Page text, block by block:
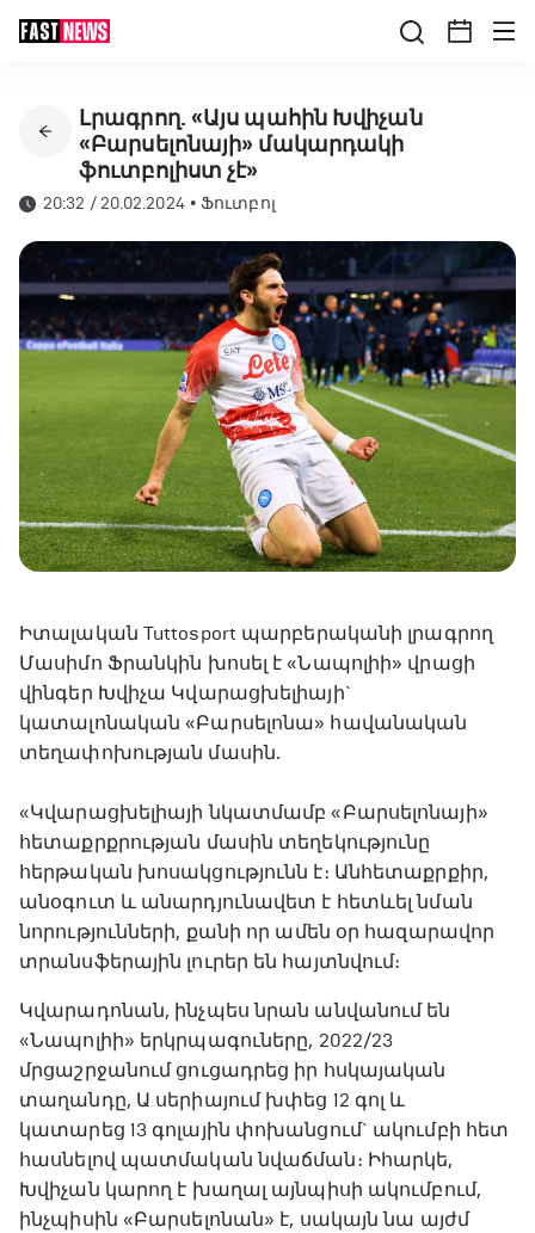
Լրագրող. «Այս պահին Խվիչան
«Բարսելոնայի» մակարդակի
ֆուտբոլիստ չէ»
20:32 / 20.02.2024 •Ֆուտբոլ
Իտալական Tuttosport պարբերականի լրագրող
Մասիմո Ֆրանկին խոսել է «Նապոլիի» վրացի
վինգեր Խվիչա Կվարացխելիայի`
կատալոնական «Բարսելոնա» հավանական
տեղափոխության մասին.
«Կվարացխելիայի նկատմամբ «Բարսելոնայի»
հետաքրքրության մասին տեղեկությունը
հերթական խոսակցությունն է։ Անհետաքրքիր,
անօգուտ և անարդյունավետ է հետևել նման
նորությունների, քանի որ ամեն օր հազարավոր
տրանսֆերային լուրեր են հայտնվում։
Կվարադոնան, ինչպես նրան անվանում են
«Նապոլիի» երկրպագուները, 2022/23
մրցաշրջանում ցուցադրեց իր հսկայական
տաղանդը, Ա սերիայում խփեց 12 գոլ և
կատարեց 13 գոլային փոխանցում` ակումբի հետ
հասնելով պատմական նվաճման։ Իհարկե,
Խվիչան կարող է խաղալ այնպիսի ակումբում,
ինչպիսին «Բարսելոնան» է, սակայն նա այժմ